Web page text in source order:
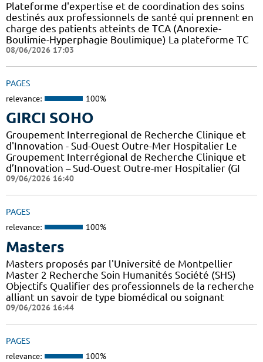
Plateforme d'expertise et de coordination des soins
destinés aux professionnels de santé qui prennent en
charge des patients atteints de TCA (Anorexie-
Boulimie-Hyperphagie Boulimique) La plateforme TC
08/06/2026 17:03
PAGES
relevance: 100%
GIRCI SOHO
Groupement Interregional de Recherche Clinique et
d'Innovation - Sud-Ouest Outre-Mer Hospitalier Le
Groupement Interrégional de Recherche Clinique et
d’Innovation – Sud-Ouest Outre-mer Hospitalier (GI
09/06/2026 16:40
PAGES
relevance: 100%
Masters
Masters proposés par l'Université de Montpellier
Master 2 Recherche Soin Humanités Société (SHS)
Objectifs Qualifier des professionnels de la recherche
alliant un savoir de type biomédical ou soignant
09/06/2026 16:44
PAGES
relevance: 100%